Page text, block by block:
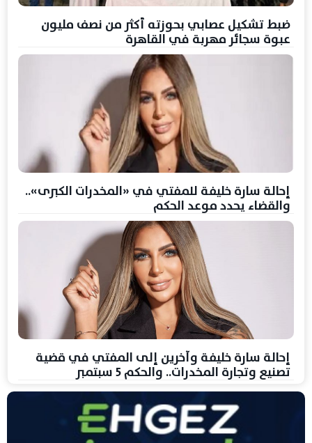
ضبط تشكيل عصابي بحوزته أكثر من نصف مليون
عبوة سجائر مهربة في القاهرة
إحالة سارة خليفة للمفتي في «المخدرات الكبرى»..
والقضاء يحدد موعد الحكم
إحالة سارة خليفة وآخرين إلى المفتي في قضية
تصنيع وتجارة المخدرات.. والحكم 5 سبتمبر